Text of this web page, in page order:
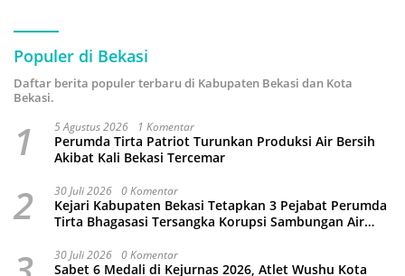
Populer di Bekasi
Daftar berita populer terbaru di Kabupaten Bekasi dan Kota
Bekasi.
1 5 Agustus 2026 1 Komentar
Perumda Tirta Patriot Turunkan Produksi Air Bersih
Akibat Kali Bekasi Tercemar
2 30 Juli 2026 0 Komentar
Kejari Kabupaten Bekasi Tetapkan 3 Pejabat Perumda
Tirta Bhagasasi Tersangka Korupsi Sambungan Air
30 Juli 2026 0 Komentar
Sabet 6 Medali di Kejurnas 2026, Atlet Wushu Kota